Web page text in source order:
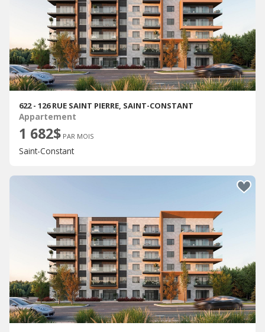
622 - 126 RUE SAINT PIERRE, SAINT-CONSTANT
Appartement
1 682$ PAR MOIS
Saint-Constant